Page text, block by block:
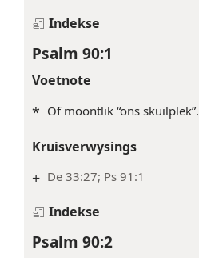
Indekse
Psalm 90:1
Voetnote
* Of moontlik “ons skuilplek”.
Kruisverwysings
+ De 33:27; Ps 91:1
Indekse
Psalm 90:2